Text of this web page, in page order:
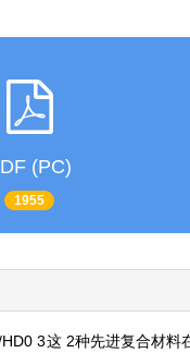
(PC)
1955
3这 2种先进复合材料